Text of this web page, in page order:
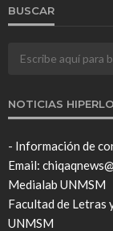
BUSCAR
NOTICIAS
- Información de
Email:
Medialab UNMSM
Facultad de Letras
UNMSM